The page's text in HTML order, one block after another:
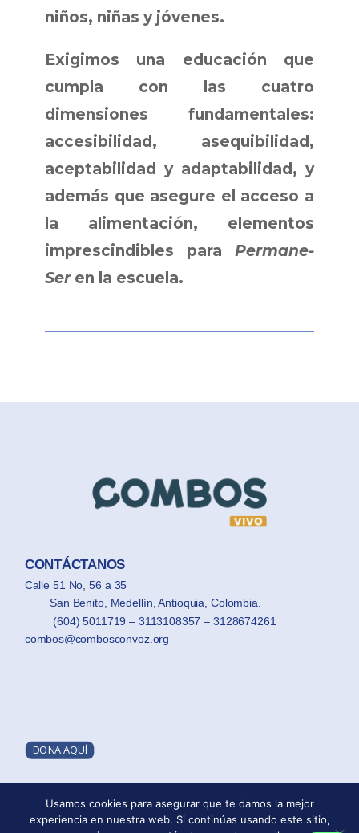
niños, niñas y jóvenes.
Exigimos una educación que
cumpla con las cuatro
dimensiones fundamentales:
accesibilidad, asequibilidad,
aceptabilidad y adaptabilidad, y
además que asegure el acceso a
la alimentación, elementos
imprescindibles para Permane-
Seren la escuela.
CONTÁCTANOS
Calle 51 No, 56 a 35
San Benito, Medellín, Antioquia, Colombia.
(604) 5011719 – 3113108357 – 3128674261
combos@combosconvoz.org
DONA AQUÍ
PQRSF
Usamos cookies para asegurar que te damos la mejor
experiencia en nuestra web. Si continúas usando este sitio,